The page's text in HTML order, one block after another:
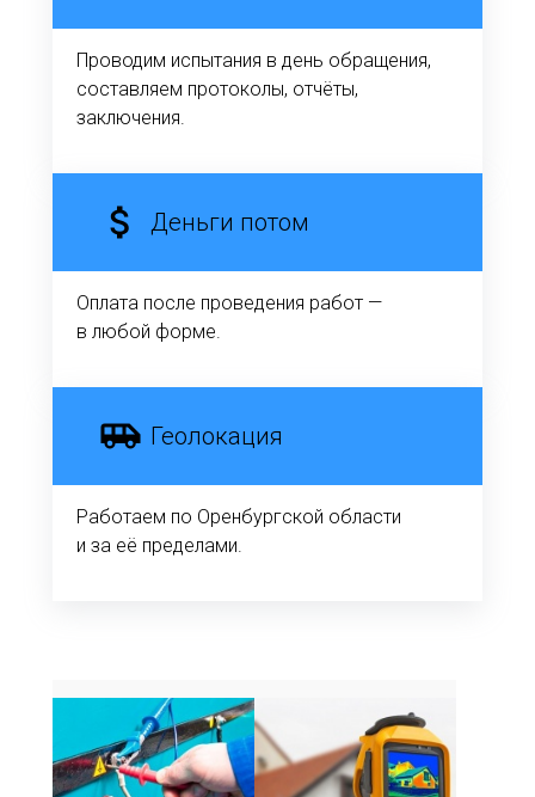
Проводим испытания в день обращения,
составляем протоколы, отчёты,
заключения.
Деньги потом
Оплата после проведения работ —
в любой форме.
Геолокация
Работаем по Оренбургской области
и за её пределами.